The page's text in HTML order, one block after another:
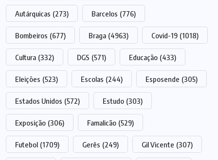
Autárquicas (273) Barcelos (776)
Bombeiros (677) Braga (4963) Covid-19 (1018)
Cultura (332) DGS (571) Educação (433)
Eleições (523) Escolas (244) Esposende (305)
Estados Unidos (572) Estudo (303)
Exposição (306) Famalicão (529)
Futebol (1709) Gerês (249) Gil Vicente (307)